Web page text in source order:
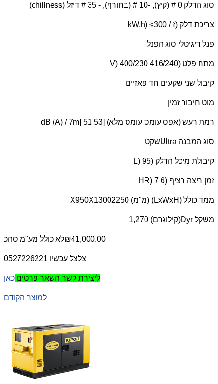
סוג הדלק 0 # (קיץ), -10 # (בחורף), - 35 # דיזל ( chillness
)
צריכת דלק (ז / kW.h) ≤300
פנל דיגיטלי סוג הפנל
מתח פלט (V) 400/230 416/240
קיבול שני שקעים חד פאזיים
מוט חיבור זמין
רמת רעש (אפס עומס עומס מלא) [dB (A) / 7m] 51 53
סוג המבנה Ultraשקט
קיבולת מיכל הדלק (L) 95
זמן ריצה רציף (HR) 7 6
ממד כולל (LxWxH) (מ"מ) 2250 X950X1300
משקל Dyr(קילוגרם) 1,270
לא כולל מע"מ₪41,000.00
ליצירת קשר השאר פרטים
למוצר הקודם